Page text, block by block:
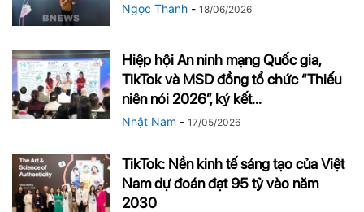
Ngọc Thanh - 18/06/2026
Hiệp hội An ninh mạng Quốc gia,
TikTok và MSD đồng tổ chức “Thiếu
niên nói 2026″, ký kết...
Nhật Nam - 17/05/2026
TikTok: Nền kinh tế sáng tạo của Việt
Nam dự đoán đạt 95 tỷ vào năm
2030